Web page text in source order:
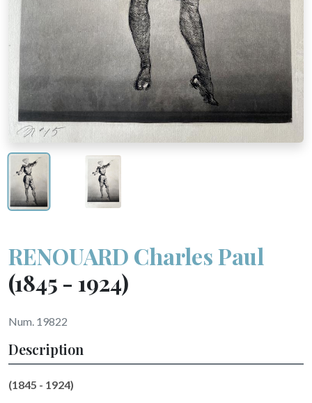
RENOUARD Charles Paul
(1845 - 1924)
Num. 19822
Description
(1845 - 1924)